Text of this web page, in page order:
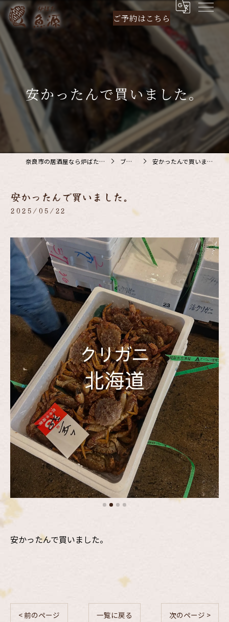
ご予約はこちら
安かったんで買いました。
奈良市の居酒屋なら炉ばた 魚源 ブログ 安かったんで買いました。
安かったんで買いました。
2025/05/22
安かったんで買いました。
< 前のページ 一覧に戻る 次のページ >